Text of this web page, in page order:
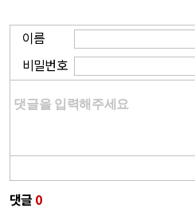
이름
비밀번호
댓글 0